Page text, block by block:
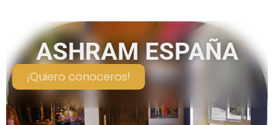
ASHRAM ESPAÑA
¡Quiero conoceros!